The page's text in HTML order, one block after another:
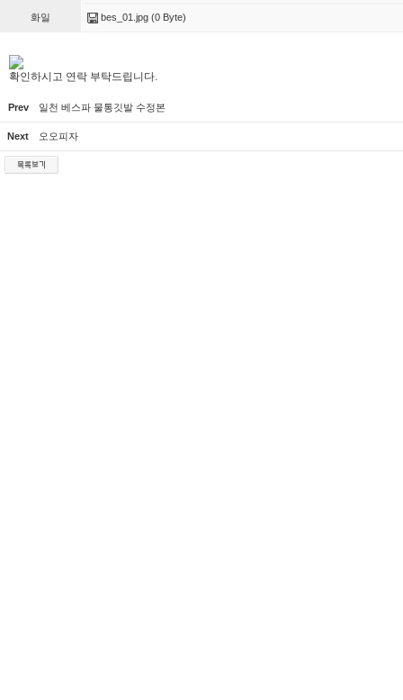
화일 bes_01.jpg (0 Byte)
확인하시고 연락 부탁드립니다.
Prev 일천 베스파 물통깃발 수정본
Next 오오피자